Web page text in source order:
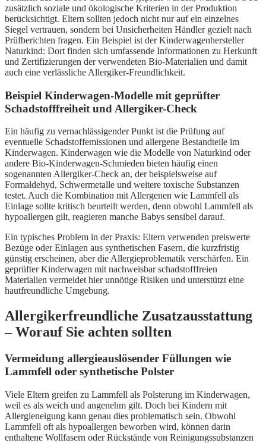
zusätzlich soziale und ökologische Kriterien in der Produktion
berücksichtigt. Eltern sollten jedoch nicht nur auf ein einzelnes
Siegel vertrauen, sondern bei Unsicherheiten Händler gezielt nach
Prüfberichten fragen. Ein Beispiel ist der Kinderwagenhersteller
Naturkind: Dort finden sich umfassende Informationen zu Herkunft
und Zertifizierungen der verwendeten Bio-Materialien und damit
auch eine verlässliche Allergiker-Freundlichkeit.
Beispiel Kinderwagen-Modelle mit geprüfter
Schadstofffreiheit und Allergiker-Check
Ein häufig zu vernachlässigender Punkt ist die Prüfung auf
eventuelle Schadstoffemissionen und allergene Bestandteile im
Kinderwagen. Kinderwagen wie die Modelle von Naturkind oder
andere Bio-Kinderwagen-Schmieden bieten häufig einen
sogenannten Allergiker-Check an, der beispielsweise auf
Formaldehyd, Schwermetalle und weitere toxische Substanzen
testet. Auch die Kombination mit Allergenen wie Lammfell als
Einlage sollte kritisch beurteilt werden, denn obwohl Lammfell als
hypoallergen gilt, reagieren manche Babys sensibel darauf.
Ein typisches Problem in der Praxis: Eltern verwenden preiswerte
Bezüge oder Einlagen aus synthetischen Fasern, die kurzfristig
günstig erscheinen, aber die Allergieproblematik verschärfen. Ein
geprüfter Kinderwagen mit nachweisbar schadstofffreien
Materialien vermeidet hier unnötige Risiken und unterstützt eine
hautfreundliche Umgebung.
Allergikerfreundliche Zusatzausstattung
– Worauf Sie achten sollten
Vermeidung allergieauslösender Füllungen wie
Lammfell oder synthetische Polster
Viele Eltern greifen zu Lammfell als Polsterung im Kinderwagen,
weil es als weich und angenehm gilt. Doch bei Kindern mit
Allergieneigung kann genau dies problematisch sein. Obwohl
Lammfell oft als hypoallergen beworben wird, können darin
enthaltene Wollfasern oder Rückstände von Reinigungssubstanzen